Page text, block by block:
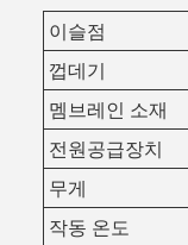
이슬점
껍데기
멤브레인 소재
전원공급장치
무게
작동 온도